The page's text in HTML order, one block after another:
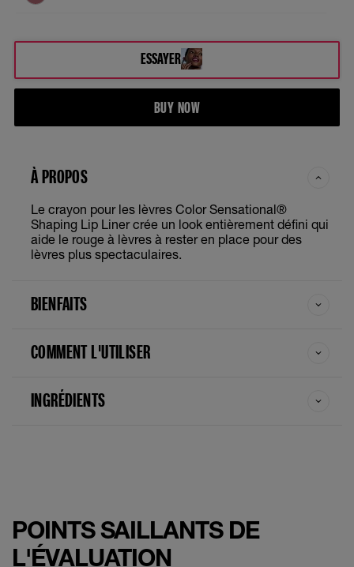
Rich Wine
Very Cherry
ESSAYER
BUY NOW
À PROPOS
Le crayon pour les lèvres Color Sensational®
Shaping Lip Liner crée un look entièrement défini qui
aide le rouge à lèvres à rester en place pour des
lèvres plus spectaculaires.
BIENFAITS
COMMENT L'UTILISER
INGRÉDIENTS
POINTS SAILLANTS DE
L'ÉVALUATION